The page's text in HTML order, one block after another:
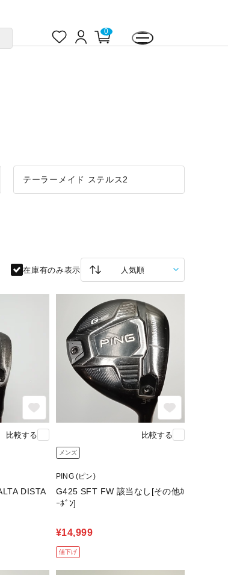
気
ロ
0
テーラーメイド ステルス2
在庫有のみ表示
比較する 比較する
メンズ
PING (ピン)
G425 SFT FW 該当なし[その他ｶ
ｰﾎﾞﾝ]
¥14,999
値下げ